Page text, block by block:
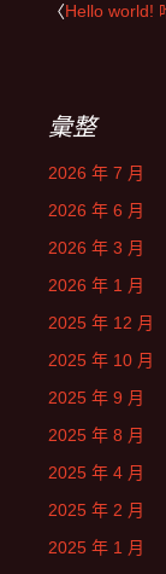
〈Hello world!
彙整
2026 年 7 月
2026 年 6 月
2026 年 3 月
2026 年 1 月
2025 年 12 月
2025 年 10 月
2025 年 9 月
2025 年 8 月
2025 年 4 月
2025 年 2 月
2025 年 1 月